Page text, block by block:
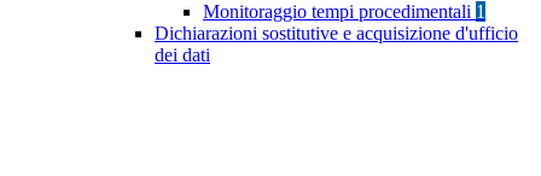
Monitoraggio tempi procedimentali 1
Dichiarazioni sostitutive e acquisizione d'ufficio
dei dati